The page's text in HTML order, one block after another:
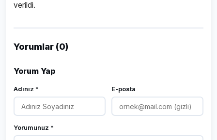
verildi.
Yorumlar (0)
Yorum Yap
Adınız * E-posta
Yorumunuz *